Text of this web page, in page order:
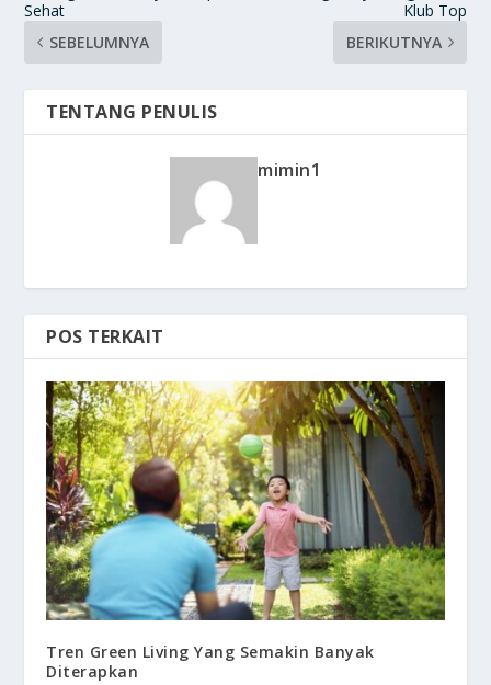
Sehat
SEBELUMNYA
Klub Top
BERIKUTNYA
TENTANG PENULIS
mimin1
POS TERKAIT
Tren Green Living Yang Semakin Banyak
Diterapkan